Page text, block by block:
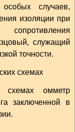
особых случаев,
изоляции при
служащий
точности.
схемах омметр
заключенной в